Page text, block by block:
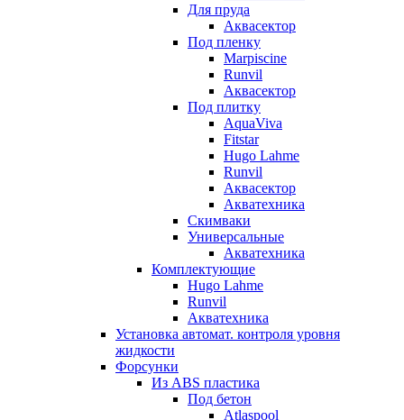
Для пруда
Аквасектор
Под пленку
Marpiscine
Runvil
Аквасектор
Под плитку
AquaViva
Fitstar
Hugo Lahme
Runvil
Аквасектор
Акватехника
Скимваки
Универсальные
Акватехника
Комплектующие
Hugo Lahme
Runvil
Акватехника
Установка автомат. контроля уровня
жидкости
Форсунки
Из ABS пластика
Под бетон
Atlaspool